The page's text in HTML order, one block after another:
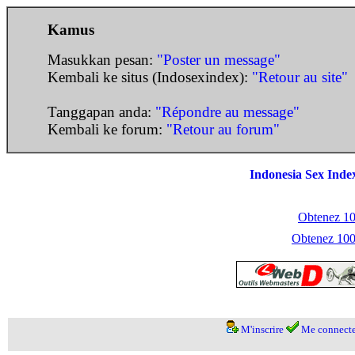
Kamus
Masukkan pesan: "Poster un message"
Kembali ke situs (Indosexindex): "Retour au site"
Tanggapan anda: "Répondre au message"
Kembali ke forum: "Retour au forum"
Indonesia Sex
Obtenez
Obtenez
M'inscrire Me